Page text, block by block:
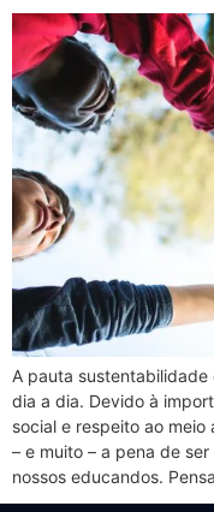
A pauta
dia a dia. Devido à
social e respeito ao
– e muito – a pena de
nossos educandos.